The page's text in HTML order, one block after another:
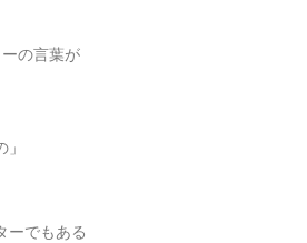
の言葉が
ーでもある